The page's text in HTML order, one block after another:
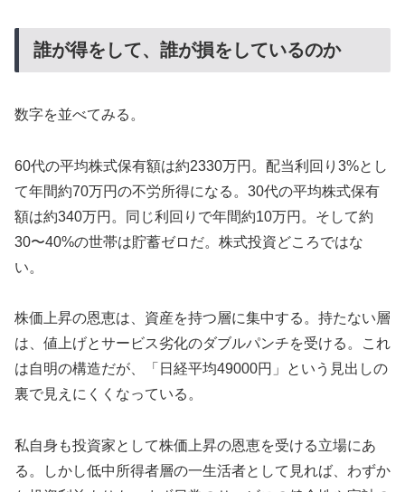
誰が得をして、誰が損をしているのか
数字を並べてみる。
60代の平均株式保有額は約2330万円。配当利回り3%とし
て年間約70万円の不労所得になる。30代の平均株式保有
額は約340万円。同じ利回りで年間約10万円。そして約
30〜40%の世帯は貯蓄ゼロだ。株式投資どころではな
い。
株価上昇の恩恵は、資産を持つ層に集中する。持たない層
は、値上げとサービス劣化のダブルパンチを受ける。これ
は自明の構造だが、「日経平均49000円」という見出しの
裏で見えにくくなっている。
私自身も投資家として株価上昇の恩恵を受ける立場にあ
る。しかし低中所得者層の一生活者として見れば、わずか